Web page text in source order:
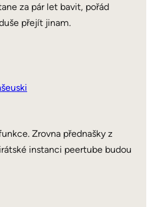
za pár let bavit, pořád
přejít jinam.
Zrovna přednašky z
instanci peertube budou